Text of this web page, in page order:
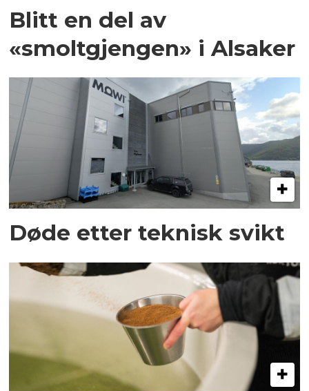
Blitt en del av
«smoltgjengen» i Alsaker
Døde etter teknisk svikt